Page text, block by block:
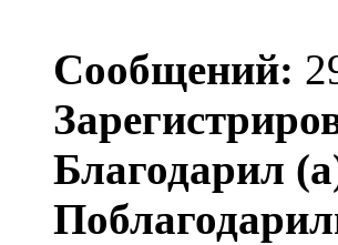
Сообщений:
Благодарил